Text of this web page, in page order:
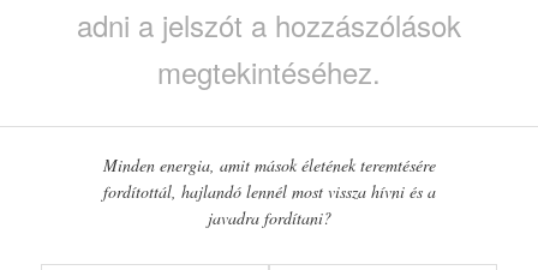
adni a jelszót a hozzászólások
megtekintéséhez.
Minden energia, amit mások életének teremtésére
fordítottál, hajlandó lennél most vissza hívni és a
javadra fordítani?